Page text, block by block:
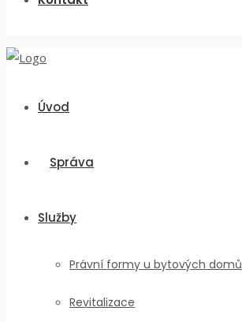
Úvod
Správa
Služby
Právní formy u bytových domů
Revitalizace